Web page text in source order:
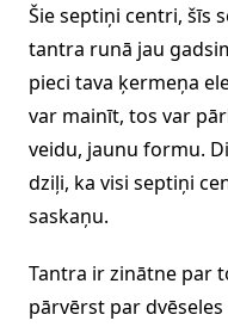
Šie septiņi centri, šīs
tantra runā jau
pieci tava ķermeņa
var mainīt, tos var
veidu, jaunu formu.
dziļi, ka visi septiņi
saskaņu.
Tantra ir zinātne par
pārvērst par